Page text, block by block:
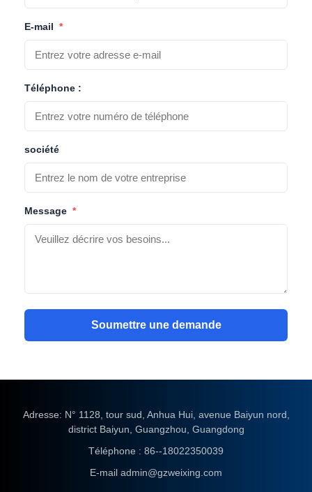
E-mail *
Téléphone :
société
Message *
Soumettre une demande
Adresse: N° 1128, tour sud, Anhua Hui, avenue Baiyun nord,
district Baiyun, Guangzhou, Guangdong
Téléphone : 86--18022350039
E-mail admin@gzweixing.com